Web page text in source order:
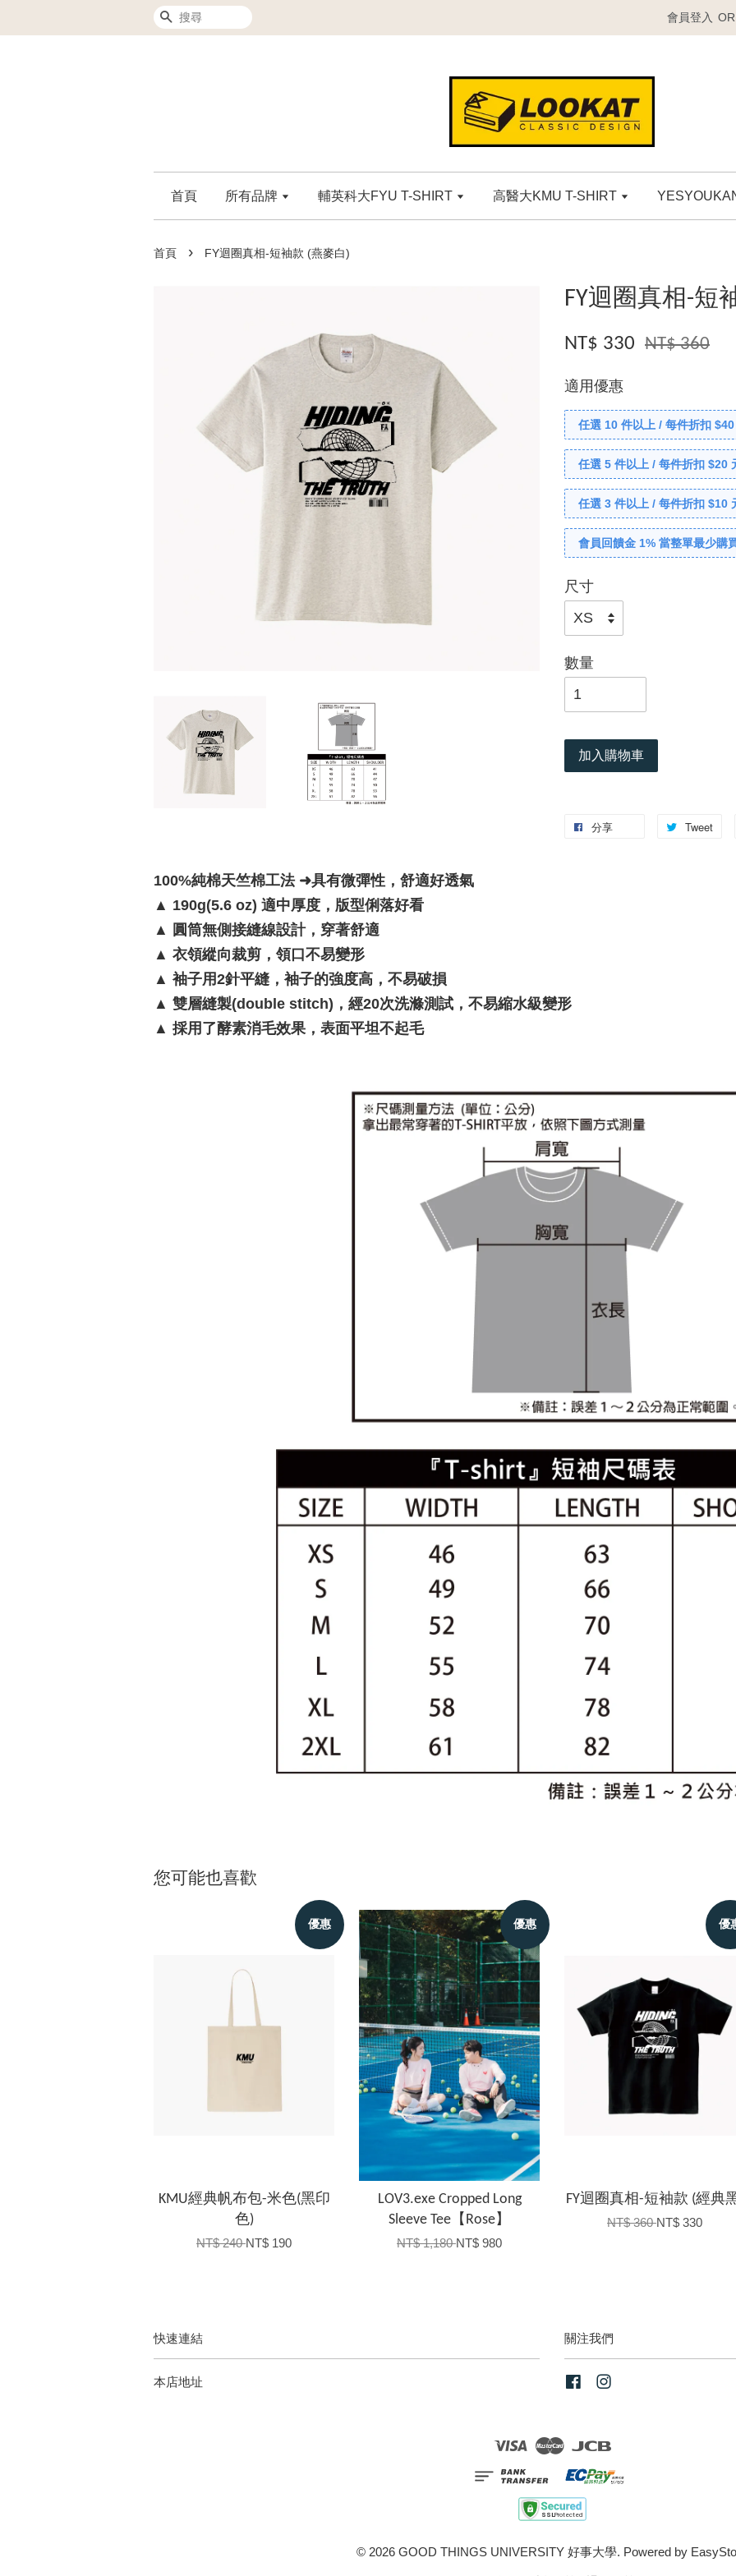
搜尋 會員登入 OR
首頁 所有品牌 輔英科大FYU T-SHIRT 高醫大KMU T-SHIRT
首頁 › FY迴圈真相-短袖款 (燕麥白)
FY迴圈真相-短
NT$ 330 NT$ 360
適用優惠
任選 10 件以上 / 每件折扣
任選 5 件以上 / 每件折扣 $20
任選 3 件以上 / 每件折扣 $10
會員回饋金 1% 當整單最少購
尺寸
數量
加入購物車
分享 Tweet
100%純棉天竺棉工法 ➜具有微彈性，舒適好透氣
▲ 190g(5.6 oz) 適中厚度，版型俐落好看
▲ 圓筒無側接縫線設計，穿著舒適
▲ 衣領縱向裁剪，領口不易變形
▲ 袖子用2針平縫，袖子的強度高，不易破損
▲ 雙層縫製(double stitch)，經20次洗滌測試，不易縮水級變形
▲ 採用了酵素消毛效果，表面平坦不起毛
您可能也喜歡
優惠
KMU經典帆布包-米色(黑印
色)
NT$ 240NT$ 190
優惠
LOV3.exe Cropped Long
Sleeve Tee【Rose】
NT$ 1,180NT$ 980
優
FY迴圈真相-短袖款 (經典
NT$ 360NT$ 330
快速連結
本店地址
關注我們
Facebook
Visa Master
© 2026 GOOD THINGS UNIVERSITY 好事大學. Powered by